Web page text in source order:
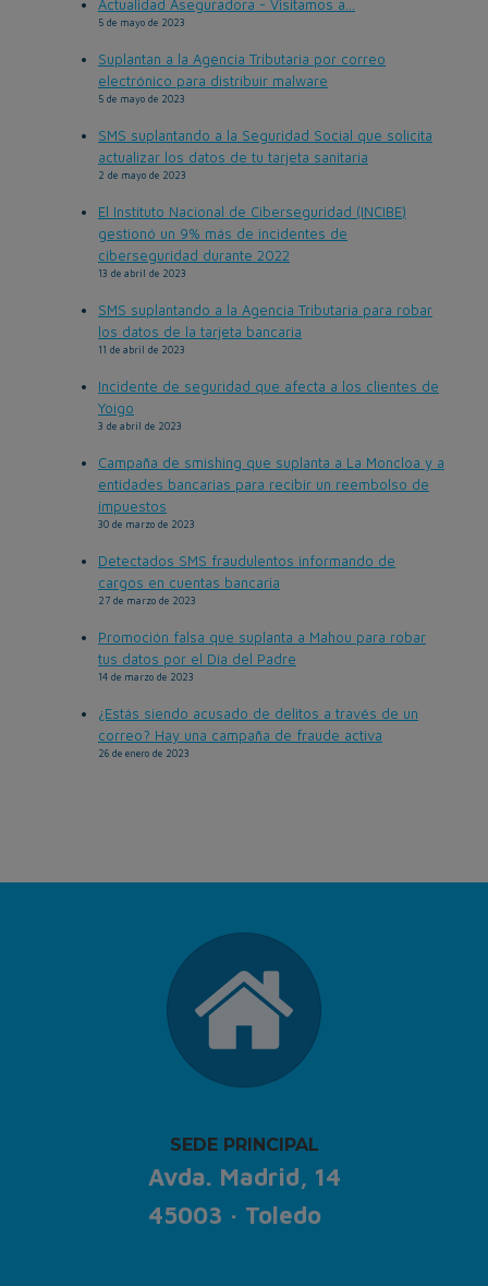
Actualidad Aseguradora - Visitamos a...
5 de mayo de 2023
Suplantan a la Agencia Tributaria por correo
electrónico para distribuir malware
5 de mayo de 2023
SMS suplantando a la Seguridad Social que solicita
actualizar los datos de tu tarjeta sanitaria
2 de mayo de 2023
El Instituto Nacional de Ciberseguridad (INCIBE)
gestionó un 9% más de incidentes de
ciberseguridad durante 2022
13 de abril de 2023
SMS suplantando a la Agencia Tributaria para robar
los datos de la tarjeta bancaria
11 de abril de 2023
Incidente de seguridad que afecta a los clientes de
Yoigo
3 de abril de 2023
Campaña de smishing que suplanta a La Moncloa y a
entidades bancarias para recibir un reembolso de
impuestos
30 de marzo de 2023
Detectados SMS fraudulentos informando de
cargos en cuentas bancaria
27 de marzo de 2023
Promoción falsa que suplanta a Mahou para robar
tus datos por el Día del Padre
14 de marzo de 2023
¿Estás siendo acusado de delitos a través de un
correo? Hay una campaña de fraude activa
26 de enero de 2023
SEDE PRINCIPAL
Avda. Madrid, 14
45003 · Toledo